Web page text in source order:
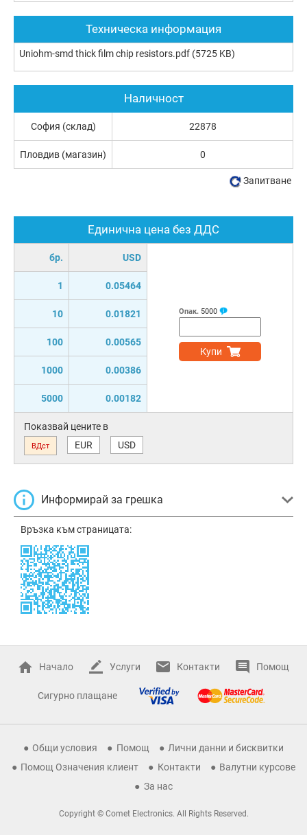
Техническа информация
Uniohm-smd thick film chip resistors.pdf (5725 KB)
Единична цена без ДДС
бр. USD
1 0.05464
10 0.01821
100 0.00565
1000 0.00386
5000 0.00182
Опак. 5000
Купи
Показвай цените в
ВДст EUR USD
Информирай за грешка
Връзка към страницата:
Наличност
София (склад) 22878
Пловдив (магазин) 0
Запитване
Начало Услуги Контакти Помощ
Сигурно плащане
Общи условия Помощ
Лични данни и бисквитки
Помощ Означения клиент
Контакти
Валутни курсове
За нас
Copyright © Comet Electronics. All Rights Reserved.